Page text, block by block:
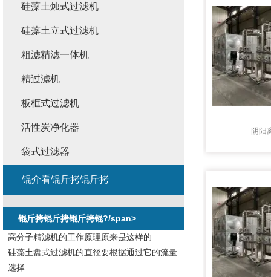
阴阳
硅藻土烛式过滤机
硅藻土立式过滤机
粗滤精滤一体机
精过滤机
板框式过滤机
活性炭净化器
袋式过滤器
锟介看锟斤拷锟斤拷
锟斤拷锟斤拷锟斤拷锟?/span>
高分子精滤机的工作原理原来是这样的
硅藻土盘式过滤机的直径要根据通过它的流量
选择